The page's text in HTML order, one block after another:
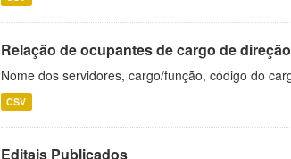
Relação de ocupantes de cargo de
Nome dos servidores, cargo/função, código do
CSV
Editais Publicados